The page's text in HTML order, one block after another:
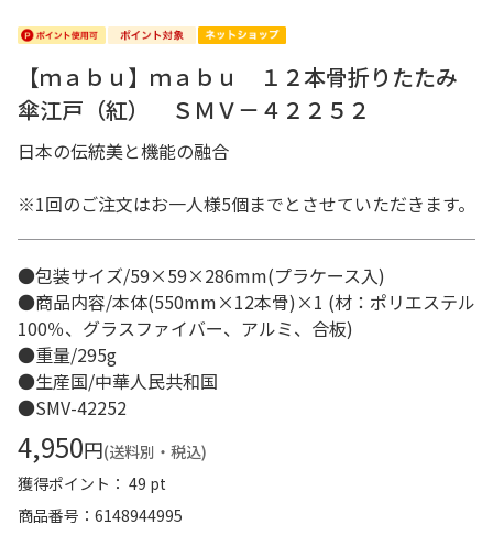
【ｍａｂｕ】ｍａｂｕ １２本骨折りたたみ
傘江戸（紅） ＳＭＶ－４２２５２
日本の伝統美と機能の融合
※1回のご注文はお一人様5個までとさせていただきます。
●包装サイズ/59×59×286mm(プラケース入)
●商品内容/本体(550mm×12本骨)×1 (材：ポリエステル
100％、グラスファイバー、アルミ、合板)
●重量/295g
●生産国/中華人民共和国
●SMV-42252
4,950円(送料別・税込)
獲得ポイント： 49 pt
商品番号
6148944995